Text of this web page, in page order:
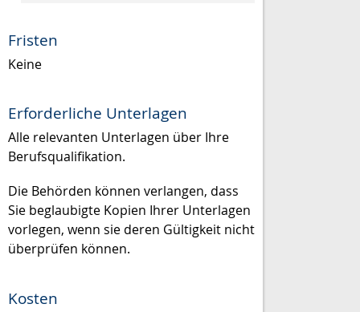
Fristen
Keine
Erforderliche Unterlagen
Alle relevanten Unterlagen über Ihre
Berufsqualifikation.
Die Behörden können verlangen, dass
Sie beglaubigte Kopien Ihrer Unterlagen
vorlegen, wenn sie deren Gültigkeit nicht
überprüfen können.
Kosten